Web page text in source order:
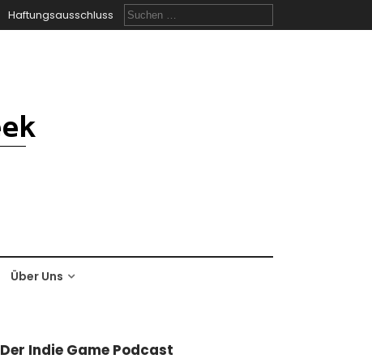
Haftungsausschluss
Suchen
nach:
Über Uns
Der Indie Game Podcast